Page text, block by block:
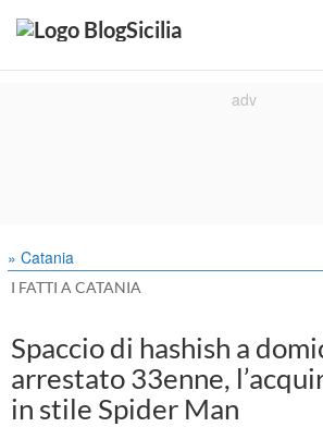
» Catania
I FATTI A CATANIA
Spaccio di hashish a
arrestato 33enne,
in stile Spider Man